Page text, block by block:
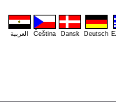
العربية Čeština Dansk Deutsch